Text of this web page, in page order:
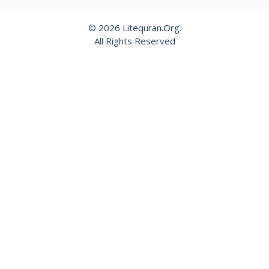
© 2026 Litequran.Org.
All Rights Reserved